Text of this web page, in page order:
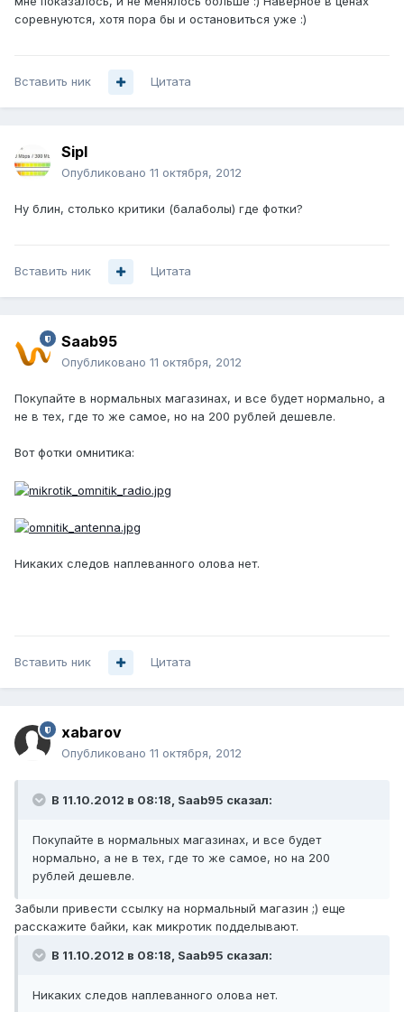
соревнуются, хотя пора бы и остановиться уже :)
Вставить ник Цитата
Sipl
Опубликовано 11 октября, 2012
Ну блин, столько критики (балаболы) где фотки?
Вставить ник Цитата
Saab95
Опубликовано 11 октября, 2012
Покупайте в нормальных магазинах, и все будет нормально, а
не в тех, где то же самое, но на 200 рублей дешевле.
Вот фотки омнитика:
Никаких следов наплеванного олова нет.
Вставить ник Цитата
xabarov
Опубликовано 11 октября, 2012
В 11.10.2012 в 08:18, Saab95 сказал:
Покупайте в нормальных магазинах, и все будет
нормально, а не в тех, где то же самое, но на 200
рублей дешевле.
Забыли привести ссылку на нормальный магазин ;) еще
расскажите байки, как микротик подделывают.
В 11.10.2012 в 08:18, Saab95 сказал:
Никаких следов наплеванного олова нет.